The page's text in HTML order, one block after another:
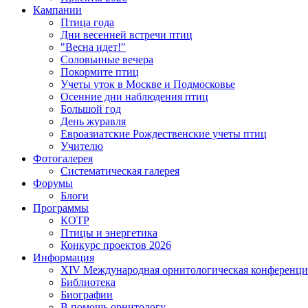
Кампании
Птица года
Дни весенней встречи птиц
"Весна идет!"
Соловьиные вечера
Покормите птиц
Учеты уток в Москве и Подмосковье
Осенние дни наблюдения птиц
Большой год
День журавля
Евроазиатские Рождественские учеты птиц
Учителю
Фотогалерея
Систематическая галерея
Форумы
Блоги
Программы
КОТР
Птицы и энергетика
Конкурс проектов 2026
Информация
XIV Международная орнитологическая
Библиотека
Биографии